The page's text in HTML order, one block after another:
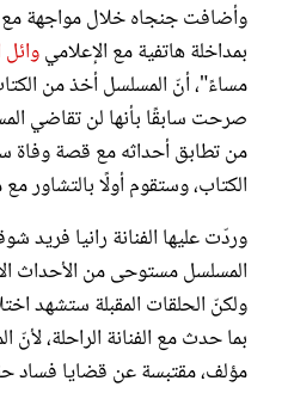
وأضافت جنجاه خلال مواجهة مع
بمداخلة هاتفية مع الإعلاميوائل
مساءً"، أنّ المسلسل أخذ من
صرحت سابقًا بأنها لن تقاضي
من تطابق أحداثه مع قصة وفاة
الكتاب، وستقوم أولًا بالتشاور
وردّت عليها الفنانة رانيا
المسلسل مستوحى من الأحداث
ولكنّ الحلقات المقبلة ستشهد
بما حدث مع الفنانة الراحلة،
مؤلف، مقتبسة عن قضايا فساد